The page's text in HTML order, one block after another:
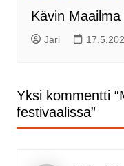
Kävin
Jari
Yksi kommentti “
festivaalissa”